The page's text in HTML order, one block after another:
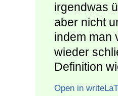
irgendwas
aber nicht
indem man
wieder
Definition
Open in